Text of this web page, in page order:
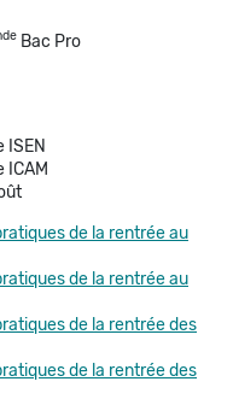
Bac Pro
ISEN
ICAM
de la rentrée au
de la rentrée au
de la rentrée des
de la rentrée des